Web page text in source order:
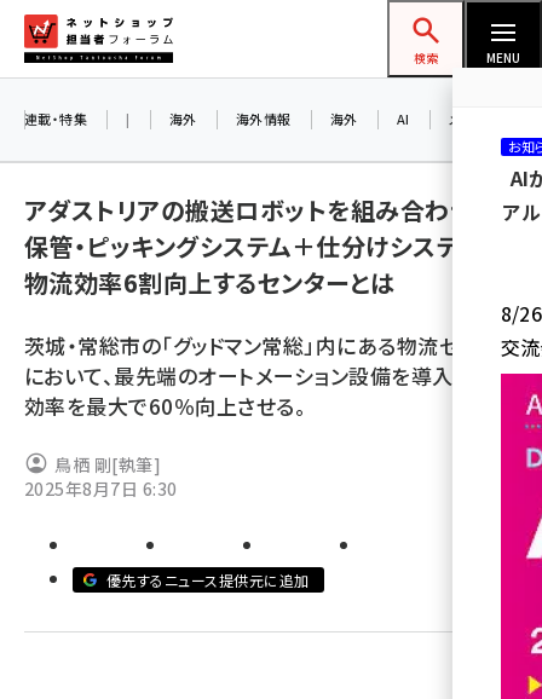
ン
ネットショップ担当者フォーラム
検索 MENU
amazon (2259)
楽天 (1876)
ecbeing (1211)
アスクル (1122)
base (1083)
ビィ・フォアード (781)
revico (744)
連載・特集 | 海外 海外情報 海外 AI メタバース
アダストリアの搬送ロボットを組み合わせた
保管・ピッキングシステム＋仕分けシステムで
物流効率6割向上するセンターとは
茨城・常総市の「グッドマン常総」内にある物流センター
において、最先端のオートメーション設備を導入。物流
効率を最大で60％向上させる。
鳥栖 剛[執筆]
2025年8月7日 6:30
優先するニュース提供元に追加
お知
AI
ア
8/26
交